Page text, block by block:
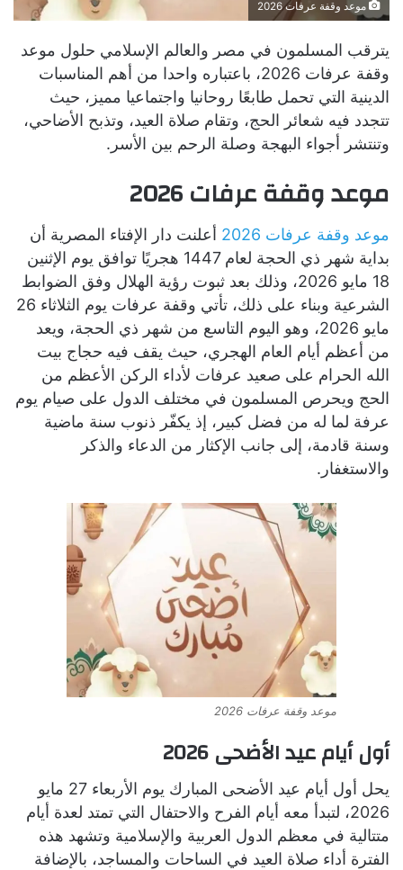
موعد وقفة عرفات 2026
يترقب المسلمون في مصر والعالم الإسلامي حلول موعد
وقفة عرفات 2026، باعتباره واحدا من أهم المناسبات
الدينية التي تحمل طابعًا روحانيا واجتماعيا مميز، حيث
تتجدد فيه شعائر الحج، وتقام صلاة العيد، وتذبح الأضاحي،
وتنتشر أجواء البهجة وصلة الرحم بين الأسر.
موعد وقفة عرفات 2026
موعد وقفة عرفات 2026
أعلنت دار الإفتاء المصرية أن
بداية شهر ذي الحجة لعام 1447 هجريًا توافق يوم الإثنين
18 مايو 2026، وذلك بعد ثبوت رؤية الهلال وفق الضوابط
الشرعية وبناء على ذلك، تأتي وقفة عرفات يوم الثلاثاء 26
مايو 2026، وهو اليوم التاسع من شهر ذي الحجة، ويعد
من أعظم أيام العام الهجري، حيث يقف فيه حجاج بيت
الله الحرام على صعيد عرفات لأداء الركن الأعظم من
الحج ويحرص المسلمون في مختلف الدول على صيام يوم
عرفة لما له من فضل كبير، إذ يكفّر ذنوب سنة ماضية
وسنة قادمة، إلى جانب الإكثار من الدعاء والذكر
والاستغفار.
موعد وقفة عرفات 2026
أول أيام عيد الأضحى 2026
يحل أول أيام عيد الأضحى المبارك يوم الأربعاء 27 مايو
2026، لتبدأ معه أيام الفرح والاحتفال التي تمتد لعدة أيام
متتالية في معظم الدول العربية والإسلامية وتشهد هذه
الفترة أداء صلاة العيد في الساحات والمساجد، بالإضافة